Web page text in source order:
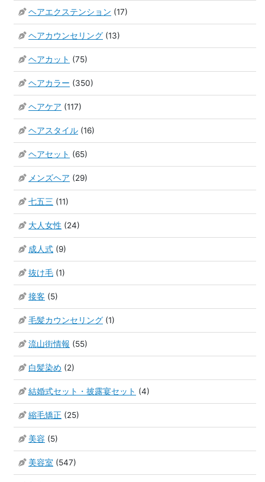
ヘアエクステンション (17)
ヘアカウンセリング (13)
ヘアカット (75)
ヘアカラー (350)
ヘアケア (117)
ヘアスタイル (16)
ヘアセット (65)
メンズヘア (29)
七五三 (11)
大人女性 (24)
成人式 (9)
抜け毛 (1)
接客 (5)
毛髪カウンセリング (1)
流山街情報 (55)
白髪染め (2)
結婚式セット・披露宴セット (4)
縮毛矯正 (25)
美容 (5)
美容室 (547)